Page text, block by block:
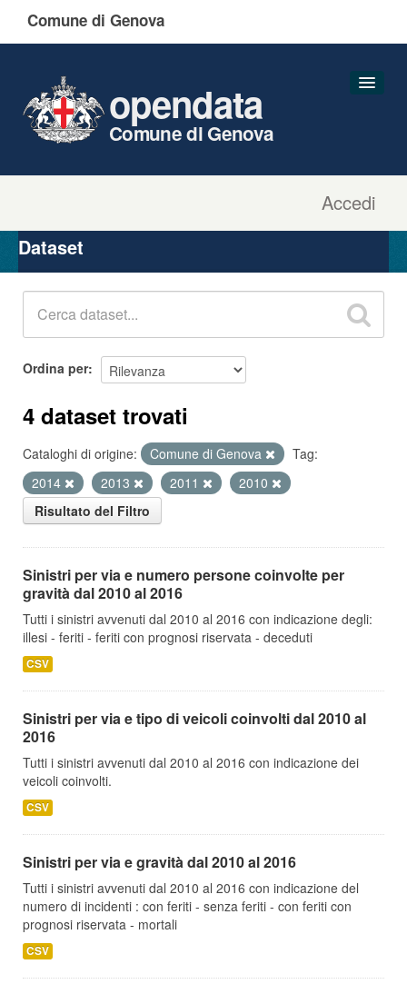
Comune di Genova
Accedi
opendata
Comune di Genova
Organizzazioni
Gruppi
Dataset
Ordina per
4 dataset trovati
Cataloghi di origine: Comune di Genova
Tag:
2014
2013 2011
2010
Risultato del Filtro
Sinistri per via e numero persone coinvolte per
gravità dal 2010 al 2016
Tutti i sinistri avvenuti dal 2010 al 2016 con indicazione degli:
illesi - feriti - feriti con prognosi riservata - deceduti
CSV
Sinistri per via e tipo di veicoli coinvolti dal 2010 al
2016
Tutti i sinistri avvenuti dal 2010 al 2016 con indicazione dei
veicoli coinvolti.
CSV
Sinistri per via e gravità dal 2010 al 2016
Tutti i sinistri avvenuti dal 2010 al 2016 con indicazione del
numero di incidenti : con feriti - senza feriti - con feriti con
prognosi riservata - mortali
CSV